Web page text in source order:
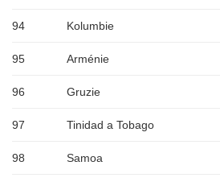
94 Kolumbie
95 Arménie
96 Gruzie
97 Tinidad a Tobago
98 Samoa